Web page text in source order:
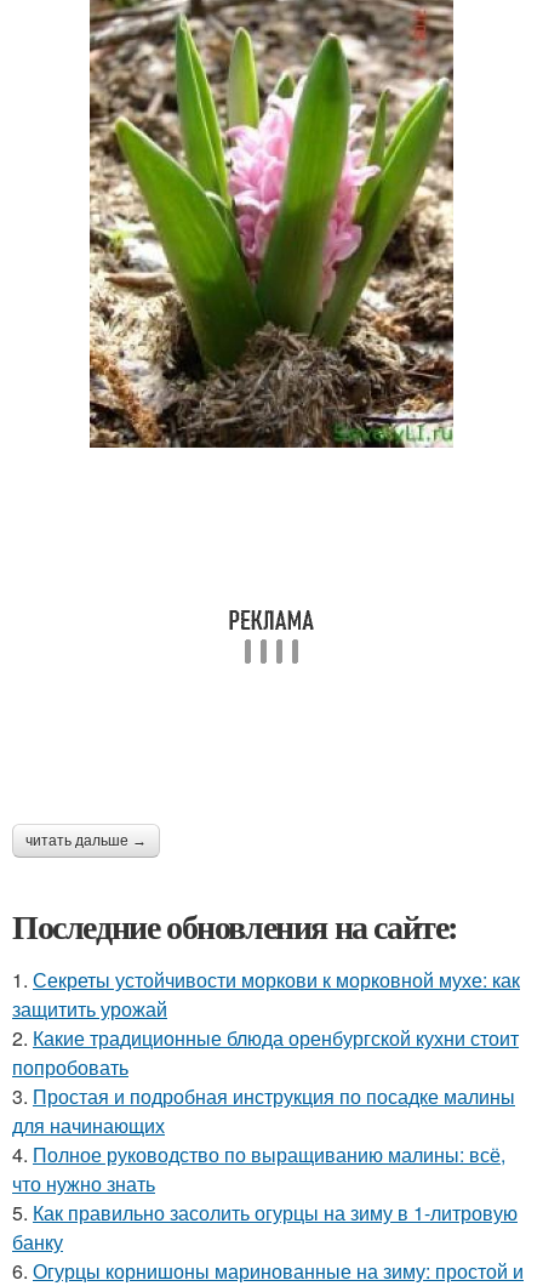
читать дальше →
Последние обновления на сайте:
1. Секреты устойчивости моркови к морковной мухе: как
защитить урожай
2. Какие традиционные блюда оренбургской кухни стоит
попробовать
3. Простая и подробная инструкция по посадке малины
для начинающих
4. Полное руководство по выращиванию малины: всё,
что нужно знать
5. Как правильно засолить огурцы на зиму в 1-литровую
банку
6. Огурцы корнишоны маринованные на зиму: простой и